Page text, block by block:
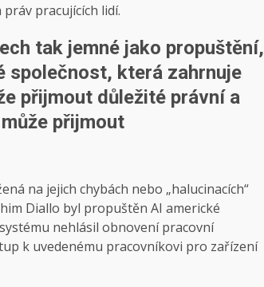
pracujících lidí.
tak jemné jako propuštění,
společnost, která zahrnuje
přijmout důležité právní a
přijmout
na jejich chybách nebo „halucinacích“
Diallo byl propuštěn AI americké
nehlásil obnovení pracovní
k uvedenému pracovníkovi pro zařízení